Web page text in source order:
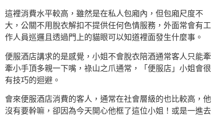
這裡消費水平較高，雖然是在私人包廂內，但包廂尺度不
大，公關不用脫衣解扣不提供任何色情服務，外面常會有工
作人員巡邏且透過門上的貓眼可以知道裡面發生什麼事。
便服酒店講求的是感覺，小姐不會脫衣陪酒通常客人只能牽
牽小手頂多親一下嘴，祿山之爪通常，「便服店」小姐會很
有技巧的迴避。
會來便服酒店消費的客人，通常在社會層級的也比較高，他
沒有要幹嘛，卻因為今天開心他框了這位小姐！或是一進去